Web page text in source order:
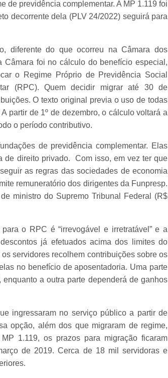
de previdência complementar. A MP 1.119 foi
decorrente dela (PLV 24/2022) seguirá para
diferente do que ocorreu na Câmara dos
Câmara foi no cálculo do benefício especial,
o Regime Próprio de Previdência Social
(RPC). Quem decidir migrar até 30 de
O texto original previa o uso de todas
partir de 1º de dezembro, o cálculo voltará a
o período contributivo.
de previdência complementar. Elas
de direito privado. Com isso, em vez ter que
as regras das sociedades de economia
remuneratório dos dirigentes da Funpresp.
ministro do Supremo Tribunal Federal (R$
o RPC é “irrevogável e irretratável” e a
já efetuados acima dos limites do
servidores recolhem contribuições sobre os
no benefício de aposentadoria. Uma parte
a outra parte dependerá de ganhos
ingressaram no serviço público a partir de
opção, além dos que migraram de regime,
1.119, os prazos para migração ficaram
de 2019. Cerca de 18 mil servidoras e